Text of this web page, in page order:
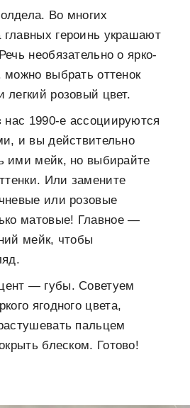
Во многих
героинь украшают
необязательно о ярко-
выбрать оттенок
розовый цвет.
1990-е ассоциируются
и вы действительно
ими мейк, но выбирайте
Или замените
или розовые
матовые! Главное —
мейк, чтобы
— губы. Советуем
ягодного цвета,
пальцем
блеском. Готово!